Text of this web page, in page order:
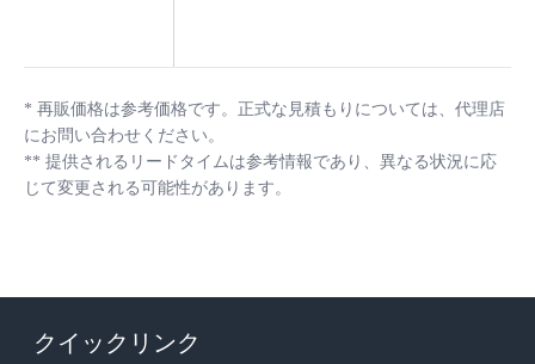
* 再販価格は参考価格です。正式な見積もりについては、代理店
にお問い合わせください。
** 提供されるリードタイムは参考情報であり、異なる状況に応
じて変更される可能性があります。
クイックリンク